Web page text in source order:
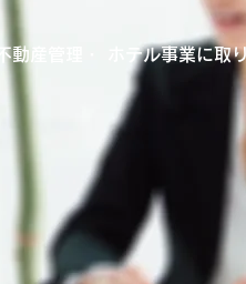
動産管理・ ホテル事業に取